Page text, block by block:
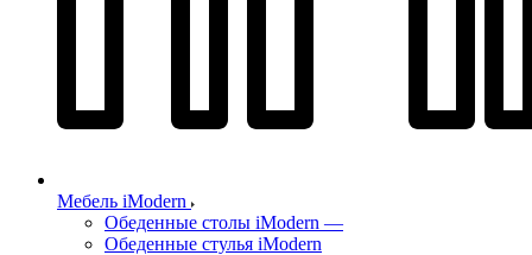
Мебель iModern
Обеденные столы iModern —
Обеденные стулья iModern